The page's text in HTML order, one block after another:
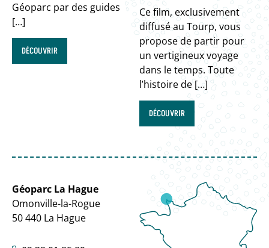
Géoparc par des guides
[…]
DÉCOUVRIR
Ce film, exclusivement
diffusé au Tourp, vous
propose de partir pour
un vertigineux voyage
dans le temps. Toute
l’histoire de […]
DÉCOUVRIR
Géoparc La Hague
Omonville-la-Rogue
50 440 La Hague